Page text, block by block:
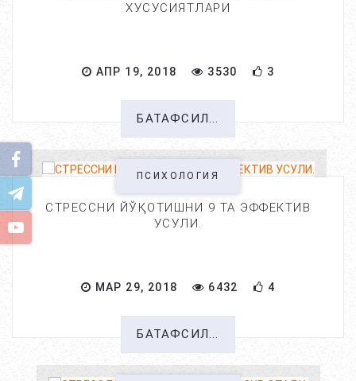
ХУСУСИЯТЛАРИ
АПР 19, 2018 3530 3
БАТАФСИЛ...
ПСИХОЛОГИЯ
СТРЕССНИ ЙЎҚОТИШНИ 9 ТА ЭФФЕКТИВ
УСУЛИ.
МАР 29, 2018 6432 4
БАТАФСИЛ...